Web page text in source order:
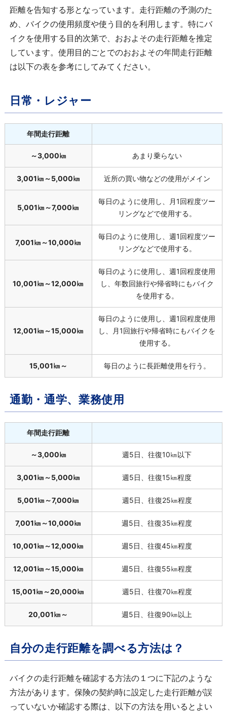
距離を告知する形となっています。走行距離の予測のた
め、バイクの使用頻度や使う目的を利用します。特にバ
イクを使用する目的次第で、おおよその走行距離を推定
しています。使用目的ごとでのおおよその年間走行距離
は以下の表を参考にしてみてください。
日常・レジャー
年間走行距離
～3,000㎞ あまり乗らない
3,001㎞～5,000㎞ 近所の買い物などの使用がメイン
5,001㎞～7,000㎞
毎日のように使用し、月1回程度ツー
リングなどで使用する。
7,001㎞～10,000㎞
毎日のように使用し、週1回程度ツー
リングなどで使用する。
10,001㎞～12,000㎞
毎日のように使用し、週1回程度使用
し、年数回旅行や帰省時にもバイク
を使用する。
12,001㎞～15,000㎞
毎日のように使用し、週1回程度使用
し、月1回旅行や帰省時にもバイクを
使用する。
15,001㎞～ 毎日のように長距離使用を行う。
通勤・通学、業務使用
年間走行距離
～3,000㎞ 週5日、往復10㎞以下
3,001㎞～5,000㎞ 週5日、往復15㎞程度
5,001㎞～7,000㎞ 週5日、往復25㎞程度
7,001㎞～10,000㎞ 週5日、往復35㎞程度
10,001㎞～12,000㎞ 週5日、往復45㎞程度
12,001㎞～15,000㎞ 週5日、往復55㎞程度
15,001㎞～20,000㎞ 週5日、往復70㎞程度
20,001㎞～ 週5日、往復90㎞以上
自分の走行距離を調べる方法は？
バイクの走行距離を確認する方法の１つに下記のような
方法があります。保険の契約時に設定した走行距離が誤
っていないか確認する際は、以下の方法を用いるとよい